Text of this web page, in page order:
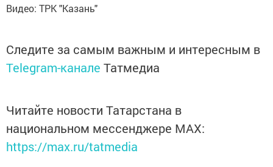
Видео: ТРК "Казань"
Следите за самым важным и интересным в
Telegram-канале Татмедиа
Читайте новости Татарстана в
национальном мессенджере MАХ:
https://max.ru/tatmedia